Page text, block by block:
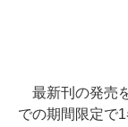
最新刊の発売
での期間限定で